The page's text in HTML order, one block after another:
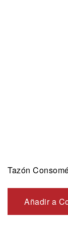
Tazón
Añadir a